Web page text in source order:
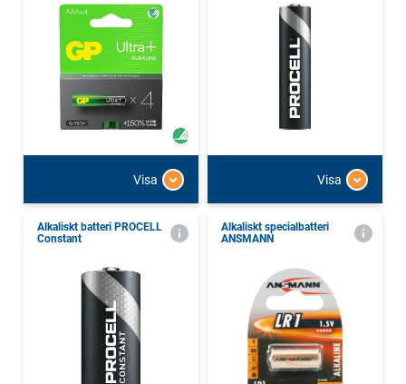
Visa Visa
Alkaliskt batteri PROCELL
Constant
Alkaliskt specialbatteri
ANSMANN